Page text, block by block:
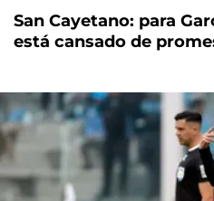
San Cayetano: para
está cansado de